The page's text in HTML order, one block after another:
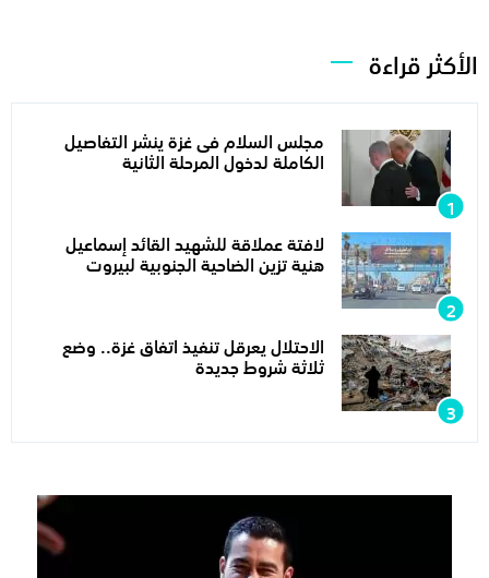
الأكثر قراءة
مجلس السلام فى غزة ينشر التفاصيل
الكاملة لدخول المرحلة الثانية
لافتة عملاقة للشهيد القائد إسماعيل
هنية تزين الضاحية الجنوبية لبيروت
الاحتلال يعرقل تنفيذ اتفاق غزة.. وضع
ثلاثة شروط جديدة